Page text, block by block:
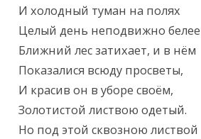
И холодный туман на полях
Целый день неподвижно
Ближний лес затихает, и в нём
Показалися всюду просветы,
И красив он в уборе своём,
Золотистой листвою одетый.
Но под этой сквозною листвой